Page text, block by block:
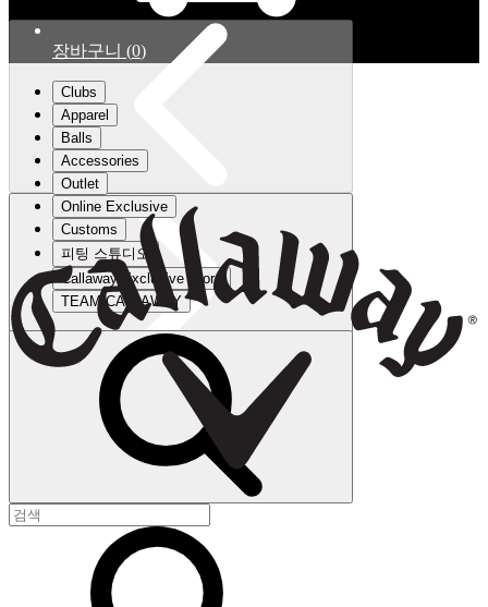
장바구니 (0)
Clubs
Apparel
Balls
Accessories
Outlet
Online Exclusive
Customs
피팅 스튜디오
Callaway Exclusive Store
TEAM CALLAWAY